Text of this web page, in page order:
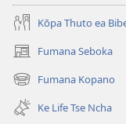
Kōpa Thuto ea
Fumana Seboka
(opens
new
window)
Fumana Kopano
(opens
new
window)
Ke Life Tse Ncha